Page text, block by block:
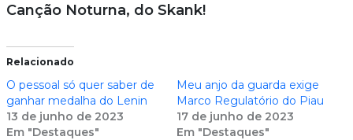
Canção Noturna, do Skank!
Relacionado
O pessoal só quer saber de
ganhar medalha do Lenin
13 de junho de 2023
Em "Destaques"
Meu anjo da guarda exige
Marco Regulatório do Piau
17 de junho de 2023
Em "Destaques"